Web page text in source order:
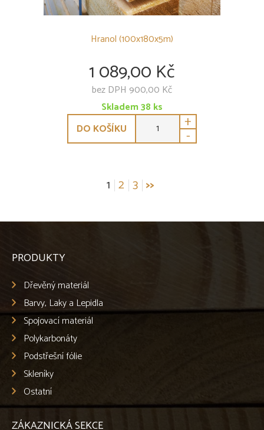
Hranol (100x180x5m)
1 089,00 Kč
bez DPH 900,00 Kč
Skladem38 ks
DO KOŠÍKU
+
-
1 2 3 >>
PRODUKTY
Dřevěný materiál
Barvy, Laky a Lepidla
Spojovací materiál
Polykarbonáty
Podstřešní fólie
Skleníky
Ostatní
ZÁKAZNICKÁ SEKCE